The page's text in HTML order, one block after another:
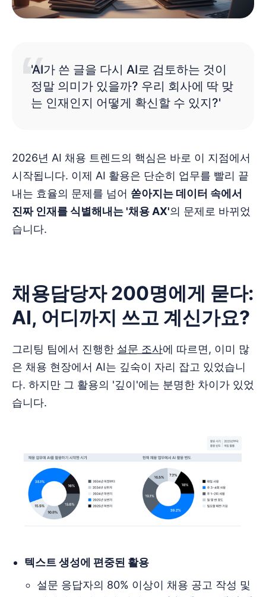
'AI가 쓴 글을 다시 AI로 검토하는 것이
정말 의미가 있을까? 우리 회사에 딱 맞
는 인재인지 어떻게 확신할 수 있지?'
2026년 AI 채용 트렌드의 핵심은 바로 이 지점에서
시작됩니다. 이제 AI 활용은 단순히 업무를 빨리 끝
내는 효율의 문제를 넘어 쏟아지는 데이터 속에서
진짜 인재를 식별해내는 '채용 AX'의 문제로 바뀌었
습니다.
채용담당자 200명에게 묻다:
AI, 어디까지 쓰고 계신가요?
그리팅 팀에서 진행한 설문 조사에 따르면, 이미 많
은 채용 현장에서 AI는 깊숙이 자리 잡고 있었습니
다. 하지만 그 활용의 '깊이'에는 분명한 차이가 있었
습니다.
텍스트 생성에 편중된 활용
설문 응답자의 80% 이상이 채용 공고 작성 및